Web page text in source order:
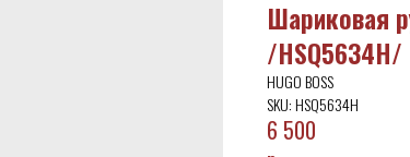
Шариковая
/HSQ5634H/
HUGO BOSS
SKU:HSQ5634H
6 500